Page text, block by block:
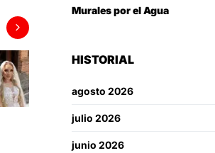
Murales por el Agua
HISTORIAL
agosto 2026
julio 2026
junio 2026